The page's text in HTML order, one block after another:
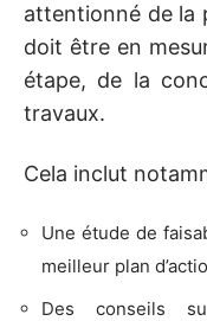
attentionné de la
doit être en
étape, de la
travaux.
Cela inclut
Une étude de
meilleur plan
Des conseils